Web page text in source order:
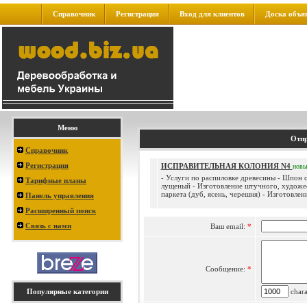
Справочник Регистрация Вход для клиентов Доска
Меню
Справочник
Регистрация
Тарифные планы
Панель управления
Расширенный поиск
Связь с нами
Популярные категории
ИСПРАВИТЕЛЬНАЯ КОЛОНИЯ N4
- Услуги по распиловке древесины - Шпон
лущеный - Изготовление штучного,
паркета (дуб, ясень, черешня) -
Ваш email: *
Сообщение: *